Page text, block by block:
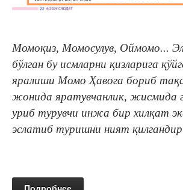
Момоқиз, Момосулув, Оймомо...
бўлган бу исмларни қизларига
яралиши Момо Ҳавога бориб
жонида яратувчанлик, жисмида
уриб турувчи инжа бир хилқат
эслатиб туришни ният
Подробнее